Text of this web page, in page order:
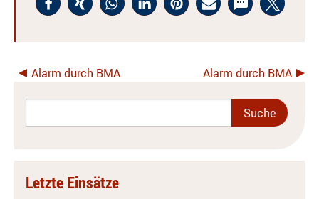
Alarm durch BMA Alarm durch BMA
Letzte Einsätze